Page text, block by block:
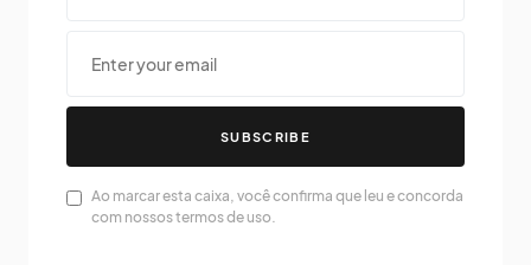
SUBSCRIBE
Ao marcar esta caixa, você confirma que leu e concorda
com nossos termos de uso.